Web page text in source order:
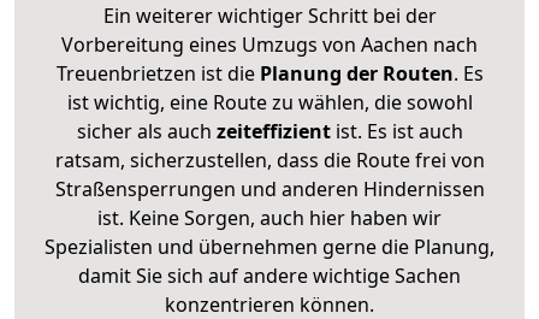
Ein weiterer wichtiger Schritt bei der
Vorbereitung eines Umzugs von Aachen nach
Treuenbrietzen ist diePlanung der Routen. Es
ist wichtig, eine Route zu wählen, die sowohl
sicher als auch zeiteffizientist. Es ist auch
ratsam, sicherzustellen, dass die Route frei von
Straßensperrungen und anderen Hindernissen
ist. Keine Sorgen, auch hier haben wir
Spezialisten und übernehmen gerne die Planung,
damit Sie sich auf andere wichtige Sachen
konzentrieren können.